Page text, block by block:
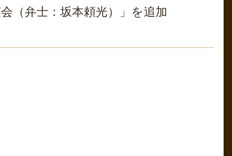
（弁士：坂本頼光）」を追加